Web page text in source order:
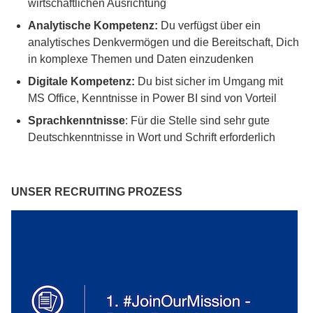
wirtschaftlichen Ausrichtung
Analytische Kompetenz: Du verfügst über ein
analytisches Denkvermögen und die Bereitschaft, Dich
in komplexe Themen und Daten einzudenken
Digitale Kompetenz: Du bist sicher im Umgang mit
MS Office, Kenntnisse in Power BI sind von Vorteil
Sprachkenntnisse: Für die Stelle sind sehr gute
Deutschkenntnisse in Wort und Schrift erforderlich
UNSER RECRUITING PROZESS